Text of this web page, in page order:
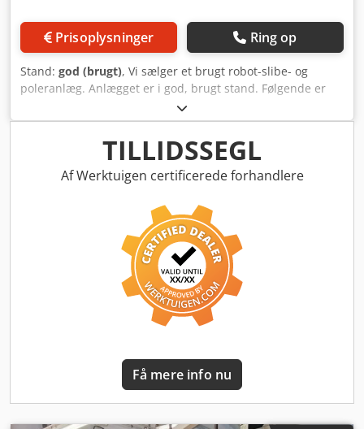
Prisoplysninger Ring op
Stand: god (brugt), Vi sælger et brugt robot-slibe- og
poleranlæg. Anlægget er i god, brugt stand. Følgende er
inkluderet i anlægget: - 1x YASKAWA MH20 industrirobot
med NX100-styring - 2x båndslibemaskiner til slibebånd
med en omkreds på 3.500 mm - 2x polermaskiner med
oscillation og fremføring til polerskiver med en maksimal
diameter på 500 mm - 1x påsætningsbord til paller med
styreskab Kontakt os gerne ved spørgsmål!
TILLIDSSEGL
Af Werktuigen certificerede forhandlere
Få mere info nu